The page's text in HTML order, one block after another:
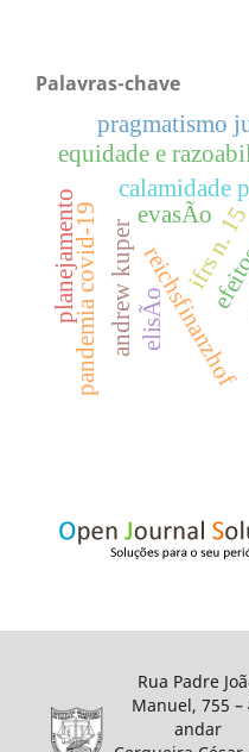
Palavras-chave
reichsfinanzhof
calamidade
pandemia covid-19
equidade e
elisÃo
pragmatismo
ifrs n.
andrew kuper
evasÃo
planejamento
Rua Padre
Manuel, 755 –
andar